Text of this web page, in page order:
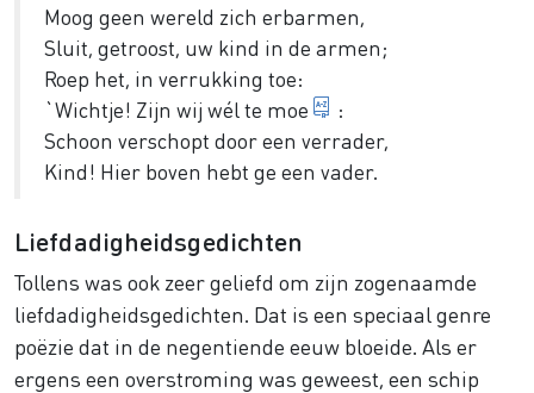
Moog geen wereld zich erbarmen,
Sluit, getroost, uw kind in de armen;
Roep het, in verrukking toe:
`Wichtje! Zijn wij wél te moe Laten wij opgewekt
:
Schoon verschopt door een verrader,
Kind! Hier boven hebt ge een vader.
Liefdadigheidsgedichten
Tollens was ook zeer geliefd om zijn zogenaamde
liefdadigheidsgedichten. Dat is een speciaal genre
poëzie dat in de negentiende eeuw bloeide. Als er
ergens een overstroming was geweest, een schip